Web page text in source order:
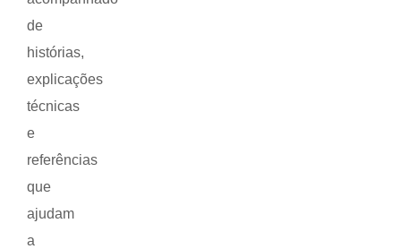
de
histórias,
explicações
técnicas
e
referências
que
ajudam
a